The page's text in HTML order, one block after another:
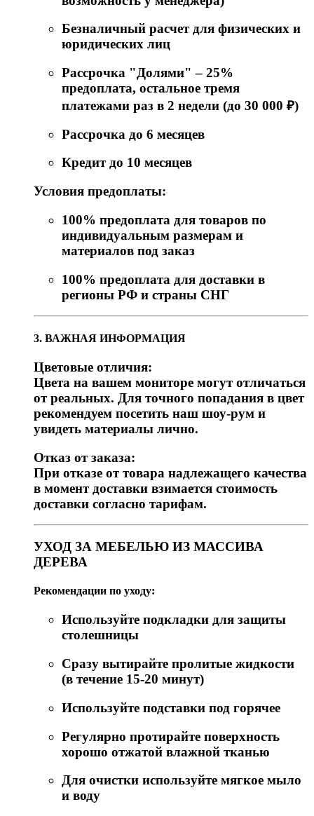
Безналичный расчет для физических и
юридических лиц
Рассрочка "Долями" – 25%
предоплата, остальное тремя
платежами раз в 2 недели (до 30 000 ₽)
Рассрочка до 6 месяцев
Кредит до 10 месяцев
Условия предоплаты:
100% предоплата для товаров по
индивидуальным размерам и
материалов под заказ
100% предоплата для доставки в
регионы РФ и страны СНГ
3. ВАЖНАЯ ИНФОРМАЦИЯ
Цветовые отличия:
Цвета на вашем мониторе могут отличаться
от реальных. Для точного попадания в цвет
рекомендуем посетить наш шоу-рум и
увидеть материалы лично.
Отказ от заказа:
При отказе от товара надлежащего качества
в момент доставки взимается стоимость
доставки согласно тарифам.
УХОД ЗА МЕБЕЛЬЮ ИЗ МАССИВА
ДЕРЕВА
Рекомендации по уходу:
Используйте подкладки для защиты
столешницы
Сразу вытирайте пролитые жидкости
(в течение 15-20 минут)
Используйте подставки под горячее
Регулярно протирайте поверхность
хорошо отжатой влажной тканью
Для очистки используйте мягкое мыло
и воду